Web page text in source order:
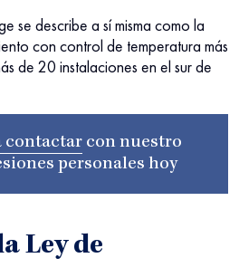
se describe a sí misma como la
con control de temperatura más
de 20 instalaciones en el sur de
contactar con nuestro
personales hoy
Ley de